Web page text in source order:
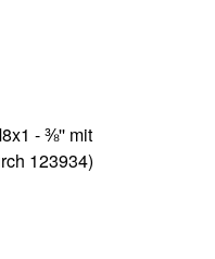
- ⅜'' mit
123934)